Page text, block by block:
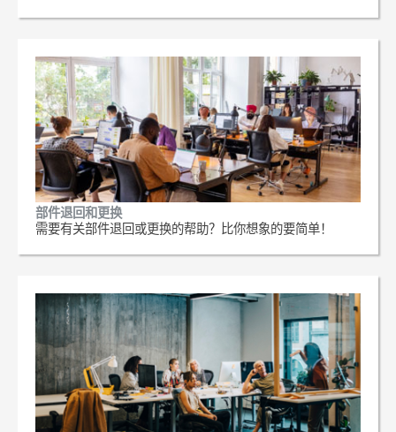
部件退回和更换
需要有关部件退回或更换的帮助？比你想象的要简单！